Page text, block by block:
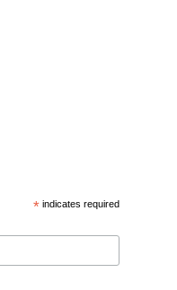
* indicates required